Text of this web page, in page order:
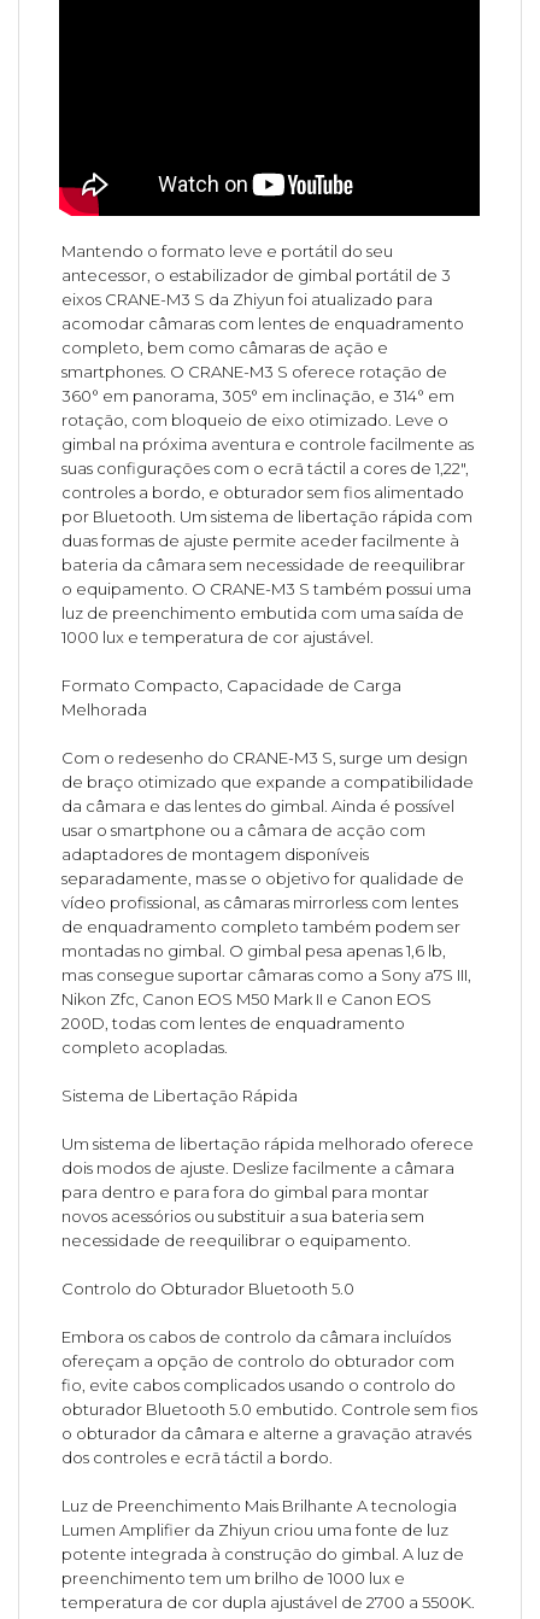
Mantendo o formato leve e portátil do seu
antecessor, o estabilizador de gimbal portátil de 3
eixos CRANE-M3 S da Zhiyun foi atualizado para
acomodar câmaras com lentes de enquadramento
completo, bem como câmaras de ação e
smartphones. O CRANE-M3 S oferece rotação de
360° em panorama, 305° em inclinação, e 314° em
rotação, com bloqueio de eixo otimizado. Leve o
gimbal na próxima aventura e controle facilmente as
suas configurações com o ecrã táctil a cores de 1,22",
controles a bordo, e obturador sem fios alimentado
por Bluetooth. Um sistema de libertação rápida com
duas formas de ajuste permite aceder facilmente à
bateria da câmara sem necessidade de reequilibrar
o equipamento. O CRANE-M3 S também possui uma
luz de preenchimento embutida com uma saída de
1000 lux e temperatura de cor ajustável.
Formato Compacto, Capacidade de Carga
Melhorada
Com o redesenho do CRANE-M3 S, surge um design
de braço otimizado que expande a compatibilidade
da câmara e das lentes do gimbal. Ainda é possível
usar o smartphone ou a câmara de acção com
adaptadores de montagem disponíveis
separadamente, mas se o objetivo for qualidade de
vídeo profissional, as câmaras mirrorless com lentes
de enquadramento completo também podem ser
montadas no gimbal. O gimbal pesa apenas 1,6 lb,
mas consegue suportar câmaras como a Sony a7S III,
Nikon Zfc, Canon EOS M50 Mark II e Canon EOS
200D, todas com lentes de enquadramento
completo acopladas.
Sistema de Libertação Rápida
Um sistema de libertação rápida melhorado oferece
dois modos de ajuste. Deslize facilmente a câmara
para dentro e para fora do gimbal para montar
novos acessórios ou substituir a sua bateria sem
necessidade de reequilibrar o equipamento.
Controlo do Obturador Bluetooth 5.0
Embora os cabos de controlo da câmara incluídos
ofereçam a opção de controlo do obturador com
fio, evite cabos complicados usando o controlo do
obturador Bluetooth 5.0 embutido. Controle sem fios
o obturador da câmara e alterne a gravação através
dos controles e ecrã táctil a bordo.
Luz de Preenchimento Mais Brilhante A tecnologia
Lumen Amplifier da Zhiyun criou uma fonte de luz
potente integrada à construção do gimbal. A luz de
preenchimento tem um brilho de 1000 lux e
temperatura de cor dupla ajustável de 2700 a 5500K.